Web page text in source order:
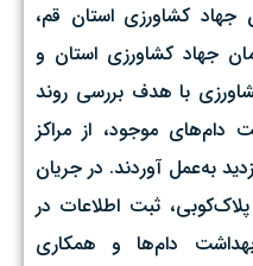
جهاد کشاورزی استان قم،
جهاد کشاورزی استان و
با هدف بررسی روند
موجود، از مراکز
به‌عمل آوردند. در جریان
ثبت اطلاعات در
دام‌ها و همکاری